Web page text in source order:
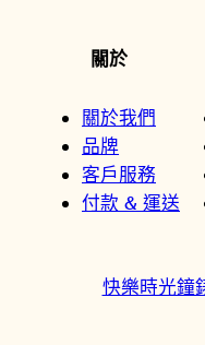
關於
關於我們
品牌
客戶服務
付款 & 運送
快樂時光鐘